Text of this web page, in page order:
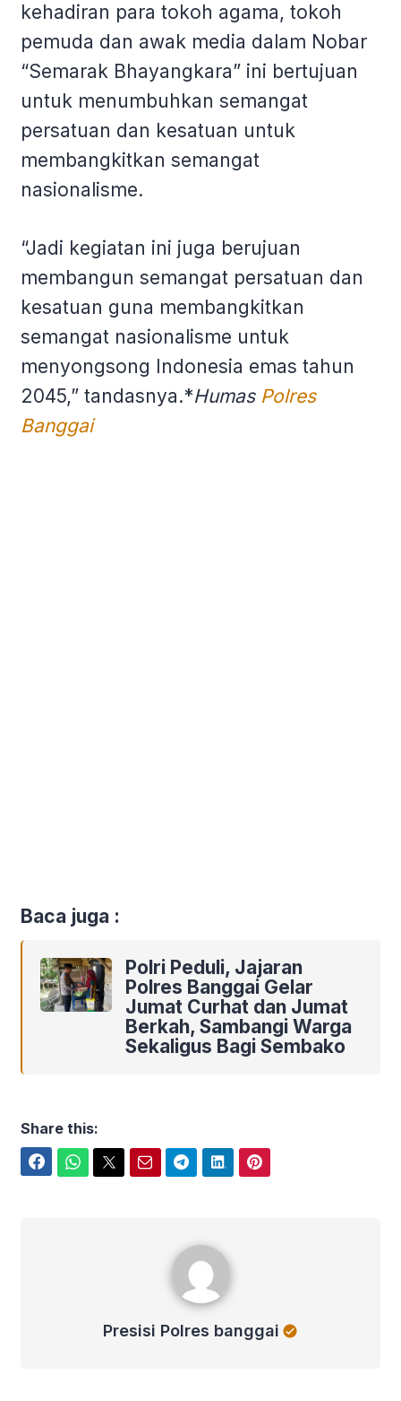
kehadiran para tokoh agama, tokoh
pemuda dan awak media dalam Nobar
“Semarak Bhayangkara” ini bertujuan
untuk menumbuhkan semangat
persatuan dan kesatuan untuk
membangkitkan semangat
nasionalisme.
“Jadi kegiatan ini juga berujuan
membangun semangat persatuan dan
kesatuan guna membangkitkan
semangat nasionalisme untuk
menyongsong Indonesia emas tahun
2045,” tandasnya.*Humas Polres
Banggai
Baca juga :
Polri Peduli, Jajaran
Polres Banggai Gelar
Jumat Curhat dan Jumat
Berkah, Sambangi Warga
Sekaligus Bagi Sembako
Share this:
Presisi Polres banggai